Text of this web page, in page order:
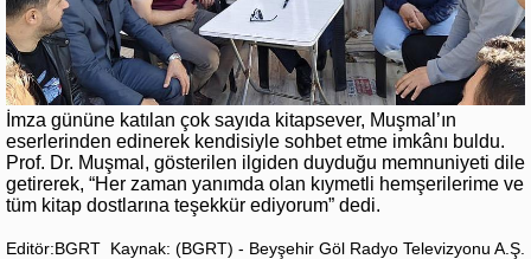
İmza gününe katılan çok sayıda kitapsever, Muşmal’ın
eserlerinden edinerek kendisiyle sohbet etme imkânı buldu.
Prof. Dr. Muşmal, gösterilen ilgiden duyduğu memnuniyeti dile
getirerek, “Her zaman yanımda olan kıymetli hemşerilerime ve
tüm kitap dostlarına teşekkür ediyorum” dedi.
Editör:BGRT Kaynak: (BGRT) - Beyşehir Göl Radyo Televizyonu A.Ş.